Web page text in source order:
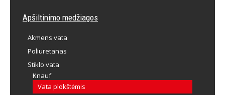
Apšiltinimo medžiagos
Akmens vata
Poliuretanas
Stiklo vata
Knauf
Vata plokštėmis